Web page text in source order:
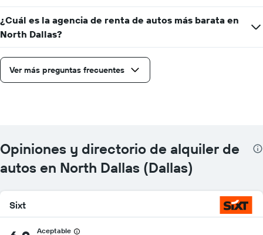
¿Cuál es la agencia de renta de autos más barata en
North Dallas?
Ver más preguntas frecuentes
Opiniones y directorio de alquiler de
autos en North Dallas (Dallas)
Sixt
Aceptable